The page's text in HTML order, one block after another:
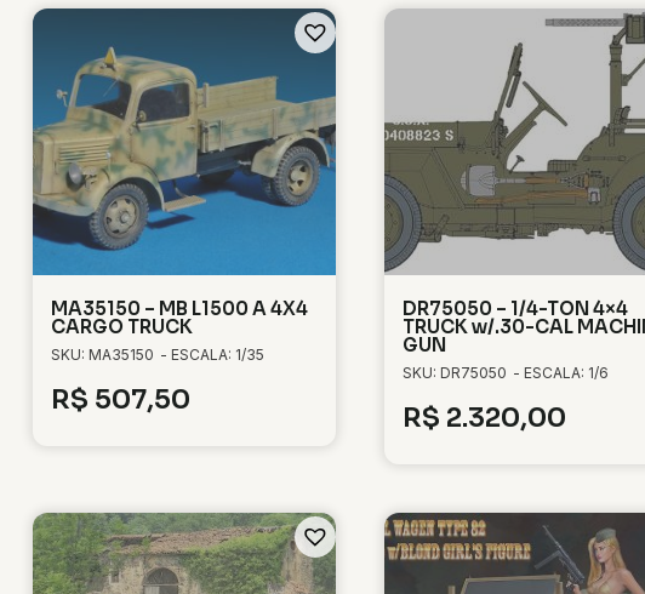
MA35150 – MB L1500 A 4X4
CARGO TRUCK
SKU: MA35150 - ESCALA: 1/35
R$ 507,50
DR75050 – 1/4-TON 4×4
TRUCK w/.30-CAL
GUN
SKU: DR75050 - ESCALA: 1/6
R$ 2.320,00